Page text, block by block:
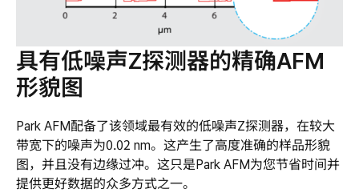
具有低噪声Z探测器的精确AFM
形貌图
Park AFM配备了该领域最有效的低噪声Z探测器，在较大
带宽下的噪声为0.02 nm。这产生了高度准确的样品形貌
图，并且没有边缘过冲。这只是Park AFM为您节省时间并
提供更好数据的众多方式之一。